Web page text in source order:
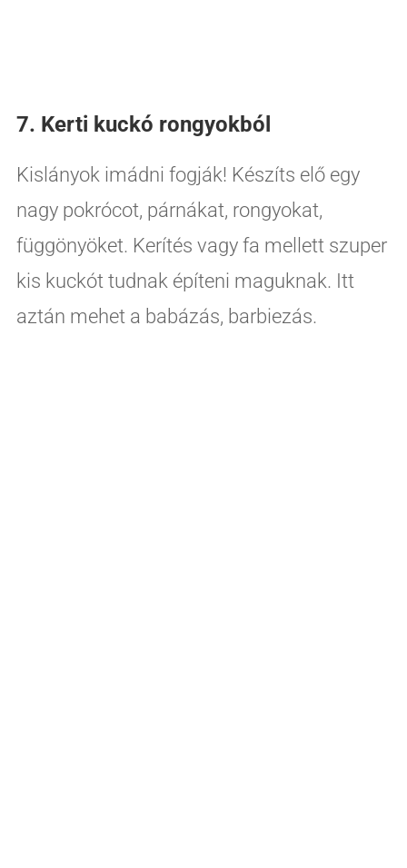
7. Kerti kuckó rongyokból
Kislányok imádni fogják! Készíts elő egy
nagy pokrócot, párnákat, rongyokat,
függönyöket. Kerítés vagy fa mellett szuper
kis kuckót tudnak építeni maguknak. Itt
aztán mehet a babázás, barbiezás.